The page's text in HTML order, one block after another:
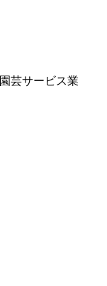
園芸サービス業